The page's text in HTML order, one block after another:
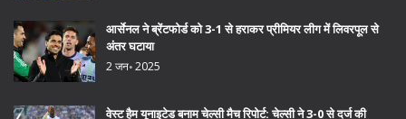
आर्सेनल ने ब्रेंटफोर्ड को 3-1 से हराकर प्रीमियर लीग में लिवरपूल से
अंतर घटाया
2 जन॰ 2025
वेस्ट हैम यूनाइटेड बनाम चेल्सी मैच रिपोर्ट: चेल्सी ने 3-0 से दर्ज की